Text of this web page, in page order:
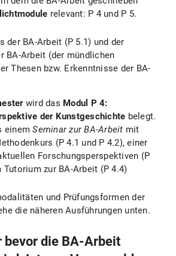
relevant: P 4 und P 5.
der BA-Arbeit (P 5.1) und der
BA-Arbeit (der mündlichen
Thesen bzw. Erkenntnisse der BA-
wird das Modul P 4:
der Kunstgeschichte belegt.
einemSeminar zur BA-Arbeit mit
(P 4.1 und P 4.2), einer
Forschungsperspektiven (P
Tutorium zur BA-Arbeit (P 4.4)
und Prüfungsformen der
die näheren Ausführungen unten.
bevor die BA-Arbeit